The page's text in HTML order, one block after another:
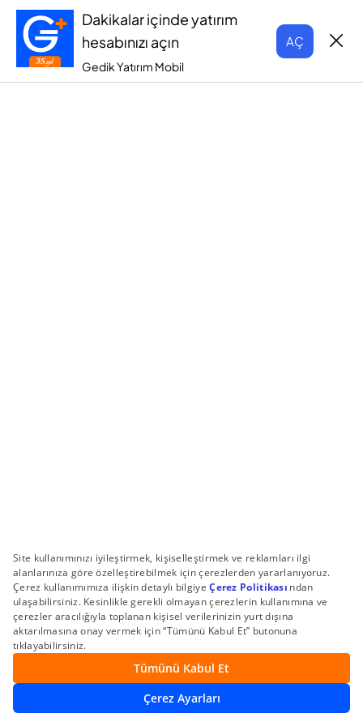
Dakikalar içinde yatırım
hesabınızı açın
Gedik Yatırım Mobil
AÇ